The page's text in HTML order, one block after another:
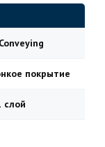
покрытие
слой